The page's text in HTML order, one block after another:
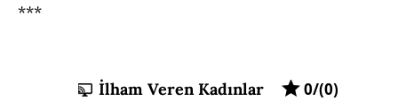
***
İlham Veren Kadınlar
0/(0)